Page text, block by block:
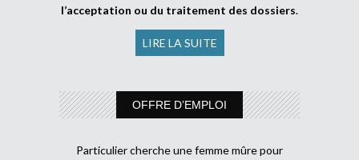
l’acceptation ou du traitement des dossiers.
LIRE LA SUITE
OFFRE D’EMPLOI
Particulier cherche une femme mûre pour